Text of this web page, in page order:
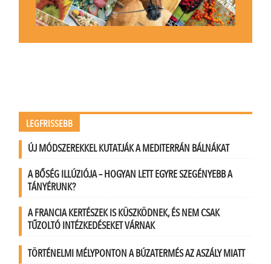
LEGFRISSEBB
ÚJ MÓDSZEREKKEL KUTATJÁK A MEDITERRÁN BÁLNÁKAT
A BŐSÉG ILLÚZIÓJA – HOGYAN LETT EGYRE SZEGÉNYEBB A
TÁNYÉRUNK?
A FRANCIA KERTÉSZEK IS KÜSZKÖDNEK, ÉS NEM CSAK
TŰZOLTÓ INTÉZKEDÉSEKET VÁRNAK
TÖRTÉNELMI MÉLYPONTON A BÚZATERMÉS AZ ASZÁLY MIATT